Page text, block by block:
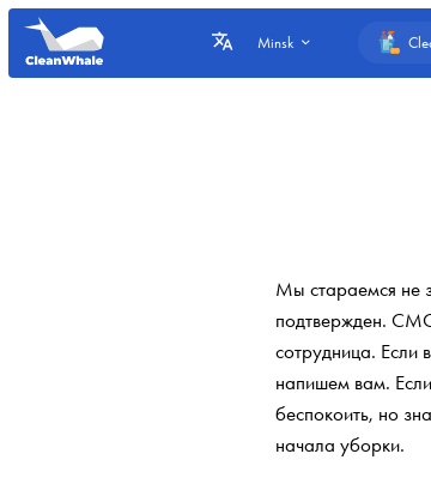
Minsk
Мы стараемся не
подтвержден. СМС
сотрудница. Если
напишем вам.
беспокоить, но
начала уборки.